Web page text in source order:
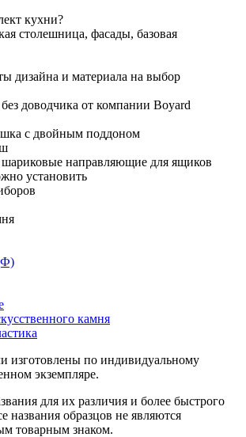
кухни?
столешница, фасады, базовая
дизайна и материала на выбор
доводчика от компании Boyard
с двойным поддоном
направляющие для ящиков
установить
камня
изготовлены по индивидуальному
экземпляре.
для их различия и более быстрого
названия образцов не являются
товарным знаком.